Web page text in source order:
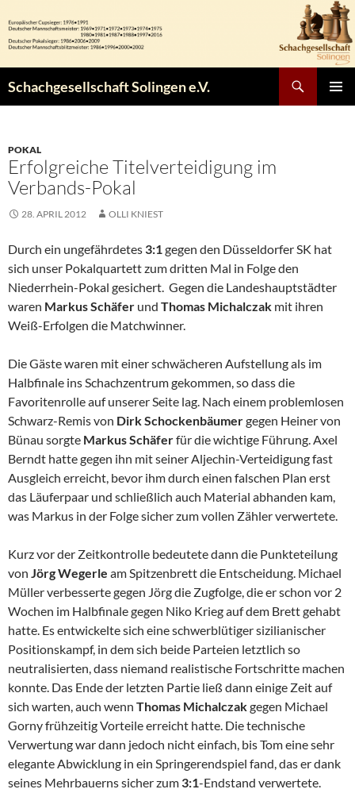
Inhalt
springen
Schachgesellschaft Solingen e.V.
POKAL
Erfolgreiche Titelverteidigung im
Verbands-Pokal
28. APRIL 2012 OLLI KNIEST
Durch ein ungefährdetes 3:1gegen den Düsseldorfer SK hat
sich unser Pokalquartett zum dritten Mal in Folge den
Niederrhein-Pokal gesichert. Gegen die Landeshauptstädter
waren Markus Schäfer und Thomas Michalczak mit ihren
Weiß-Erfolgen die Matchwinner.
Die Gäste waren mit einer schwächeren Aufstellung als im
Halbfinale ins Schachzentrum gekommen, so dass die
Favoritenrolle auf unserer Seite lag. Nach einem problemlosen
Schwarz-Remis von Dirk Schockenbäumergegen Heiner von
Bünau sorgte Markus Schäferfür die wichtige Führung. Axel
Berndt hatte gegen ihn mit seiner Aljechin-Verteidigung fast
Ausgleich erreicht, bevor ihm durch einen falschen Plan erst
das Läuferpaar und schließlich auch Material abhanden kam,
was Markus in der Folge sicher zum vollen Zähler verwertete.
Kurz vor der Zeitkontrolle bedeutete dann die Punkteteilung
von Jörg Wegerle am Spitzenbrett die Entscheidung. Michael
Müller verbesserte gegen Jörg die Zugfolge, die er schon vor 2
Wochen im Halbfinale gegen Niko Krieg auf dem Brett gehabt
hatte. Es entwickelte sich eine schwerblütiger sizilianischer
Positionskampf, in dem sich beide Parteien letztlich so
neutralisierten, dass niemand realistische Fortschritte machen
konnte. Das Ende der letzten Partie ließ dann einige Zeit auf
sich warten, auch wenn Thomas Michalczakgegen Michael
Gorny frühzeitig Vorteile erreicht hatte. Die technische
Verwertung war dann jedoch nicht einfach, bis Tom eine sehr
elegante Abwicklung in ein Springerendspiel fand, das er dank
seines Mehrbauerns sicher zum 3:1-Endstand verwertete.